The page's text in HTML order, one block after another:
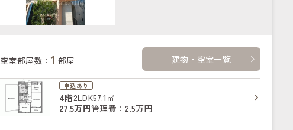
空室部屋数： 1 部屋 建物・空室一覧
申込あり
4階2LDK57.1㎡
27.5万円管理費：2.5万円